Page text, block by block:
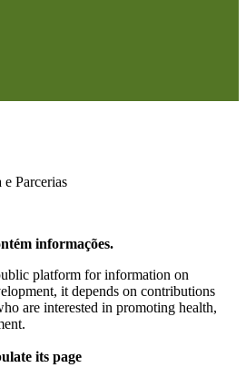
e Parcerias
informações.
platform for information on
it depends on contributions
are interested in promoting health,
its page